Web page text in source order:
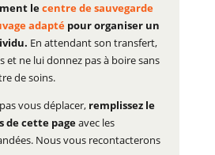
lecentre de sauvegarde
adaptépour organiser un
En attendant son transfert,
et ne lui donnez pas à boire sans
de soins.
vous déplacer, remplissez le
de cette pageavec les
Nous vous recontacterons